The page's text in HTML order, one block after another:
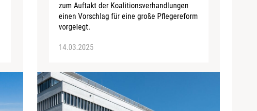
zum Auftakt der Koalitionsverhandlungen
einen Vorschlag für eine große Pflegereform
vorgelegt.
14.03.2025